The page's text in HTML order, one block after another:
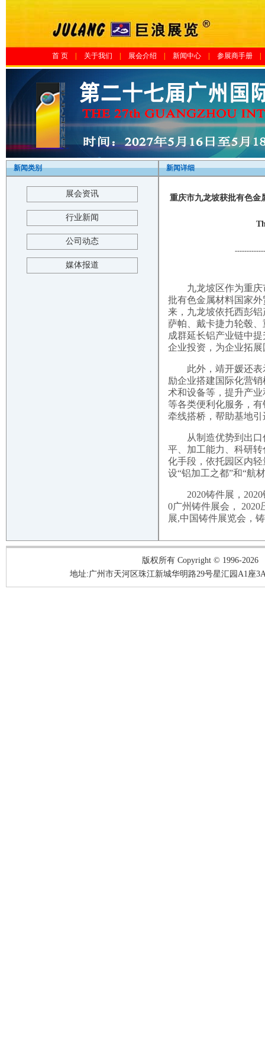
首 页 关于我们 展会介绍 新闻中心 参展商手册|
新闻类别
展会资讯
行业新闻
公司动态
媒体报道
新闻详细
重庆市九龙坡获批有色金
九龙坡区作为重庆
批有色金属材料国家
来，九龙坡依托西彭
萨帕、戴卡捷力轮毂
成群延长铝产业链中
企业投资，为企业拓
此外，靖开媛还
励企业搭建国际化营
术和设备等，提升产
等各类便利化服务，
牵线搭桥，帮助基地
从制造优势到出
平、加工能力、科研
化手段，依托园区内
设“铝加工之都”和“航
2020铸件展，
0广州铸件展会，
2020
展,中国铸件展览会 ，
版权所有 Copyright © 1996-2026
地址:广州市天河区珠江新城华明路29号星汇园A1座